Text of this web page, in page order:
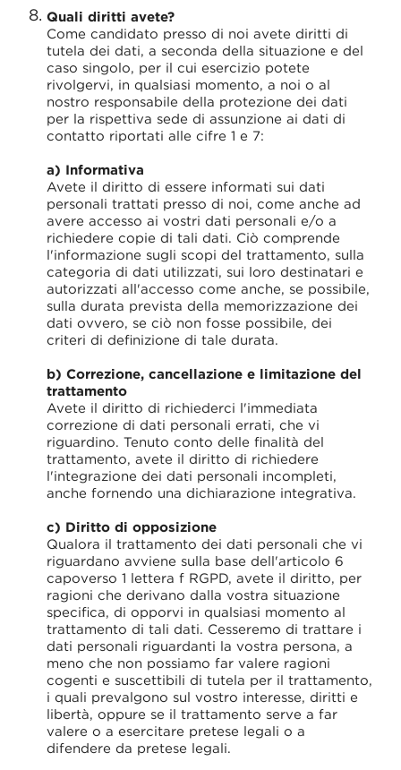
Quali diritti avete?
Come candidato presso di noi avete diritti di
tutela dei dati, a seconda della situazione e del
caso singolo, per il cui esercizio potete
rivolgervi, in qualsiasi momento, a noi o al
nostro responsabile della protezione dei dati
per la rispettiva sede di assunzione ai dati di
contatto riportati alle cifre 1 e 7:
a) Informativa
Avete il diritto di essere informati sui dati
personali trattati presso di noi, come anche ad
avere accesso ai vostri dati personali e/o a
richiedere copie di tali dati. Ciò comprende
l'informazione sugli scopi del trattamento, sulla
categoria di dati utilizzati, sui loro destinatari e
autorizzati all'accesso come anche, se possibile,
sulla durata prevista della memorizzazione dei
dati ovvero, se ciò non fosse possibile, dei
criteri di definizione di tale durata.
b) Correzione, cancellazione e limitazione del
trattamento
Avete il diritto di richiederci l'immediata
correzione di dati personali errati, che vi
riguardino. Tenuto conto delle finalità del
trattamento, avete il diritto di richiedere
l'integrazione dei dati personali incompleti,
anche fornendo una dichiarazione integrativa.
c) Diritto di opposizione
Qualora il trattamento dei dati personali che vi
riguardano avviene sulla base dell'articolo 6
capoverso 1 lettera f RGPD, avete il diritto, per
ragioni che derivano dalla vostra situazione
specifica, di opporvi in qualsiasi momento al
trattamento di tali dati. Cesseremo di trattare i
dati personali riguardanti la vostra persona, a
meno che non possiamo far valere ragioni
cogenti e suscettibili di tutela per il trattamento,
i quali prevalgono sul vostro interesse, diritti e
libertà, oppure se il trattamento serve a far
valere o a esercitare pretese legali o a
difendere da pretese legali.